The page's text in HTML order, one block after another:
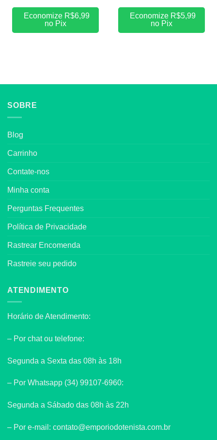
Economize R$6,99
no Pix
Economize R$5,99
no Pix
SOBRE
Blog
Carrinho
Contate-nos
Minha conta
Perguntas Frequentes
Política de Privacidade
Rastrear Encomenda
Rastreie seu pedido
ATENDIMENTO
Horário de Atendimento:
– Por chat ou telefone:
Segunda a Sexta das 08h às 18h
– Por Whatsapp (34) 99107-6960:
Segunda a Sábado das 08h às 22h
– Por e-mail: contato@emporiodotenista.com.br